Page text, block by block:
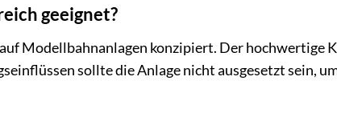
geeignet?
Modellbahnanlagen konzipiert. Der hochwertige
sollte die Anlage nicht ausgesetzt sein,